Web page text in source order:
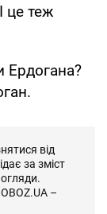
це теж
Ердогана?
від
за зміст
–